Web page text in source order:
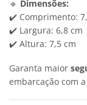
🔹 Dimensões:
✔️ Comprimento:
✔️ Largura: 6,8 cm
✔️ Altura: 7,5 cm
Garanta maior
embarcação com